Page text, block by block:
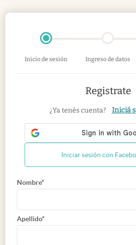
Inicio de sesión Ingreso de datos
Registrate
¿Ya tenés cuenta? Iniciá
Iniciar sesión con
Nombre*
Apellido*